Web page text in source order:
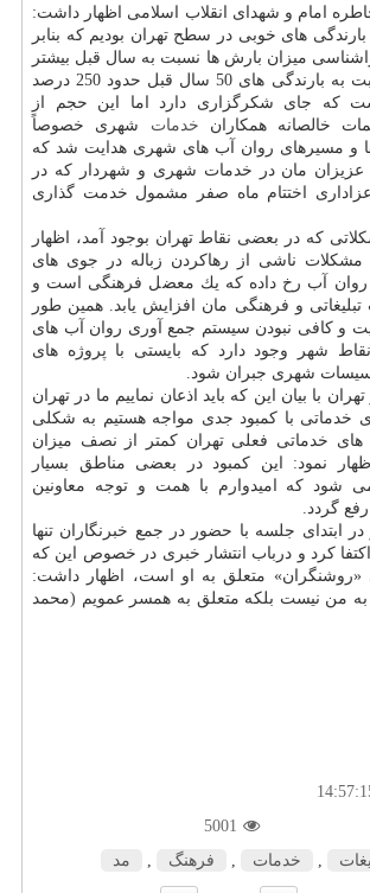
امام و شهدای انقلاب اسلامی اظهار داشت:
های خوبی در سطح تهران بودیم كه بنابر
میزان بارش ها نسبت به سال قبل بیشتر
از 100 درصد و نسبت به بارندگی های 50 سال قبل حدود 250 درصد
كه جای شكرگزاری دارد اما این حجم از
خالصانه همكاران خدمات شهری خصوصاً
ها و مسیرهای روان آب های شهری هدایت شد كه
عزیزان مان در خدمات شهری و شهردار كه در
اختتام ماه صفر مشمول خدمت گذاری
كه در بعضی نقاط تهران بوجود آمد، اظهار
ناشی از رهاكردن زباله در جوی های
روان آب رخ داده كه یك معضل فرهنگی است و
و فرهنگی مان افزایش یابد. همین طور
و كافی نبودن سیستم جمع آوری روان آب های
شهر وجود دارد كه بایستی با پروژه های
شهری جبران شود.
با بیان این كه باید اذعان نماییم ما در تهران
خدماتی با كمبود جدی مواجه هستیم به شكلی
خدماتی فعلی تهران كمتر از نصف میزان
نمود: این كمبود در بعضی مناطق بسیار
شود كه امیدوارم با همت و توجه معاونین
گردد.
ابتدای جلسه با حضور در جمع خبرنگاران تنها
كرد و درباب انتشار خبری در خصوص این كه
«روشنگران» متعلق به او است، اظهار داشت:
به من نیست بلكه متعلق به همسر عمویم (محمد
5001
, خدمات , فرهنگ , مد